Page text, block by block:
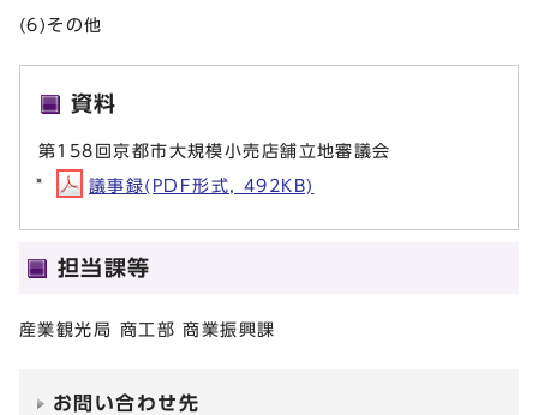
(6)その他
資料
第158回京都市大規模小売店舗立地審議会
議事録(PDF形式, 492KB)
担当課等
産業観光局 商工部 商業振興課
お問い合わせ先